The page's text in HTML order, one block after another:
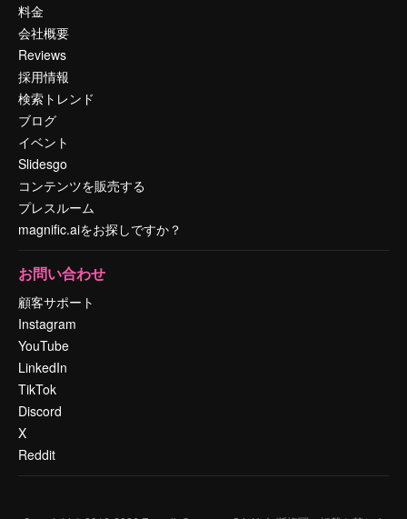
料金
会社概要
Reviews
採用情報
検索トレンド
ブログ
イベント
Slidesgo
コンテンツを販売する
プレスルーム
magnific.aiをお探しですか？
お問い合わせ
顧客サポート
Instagram
YouTube
LinkedIn
TikTok
Discord
X
Reddit